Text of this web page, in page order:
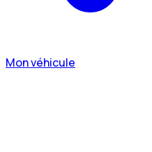
Mon véhicule